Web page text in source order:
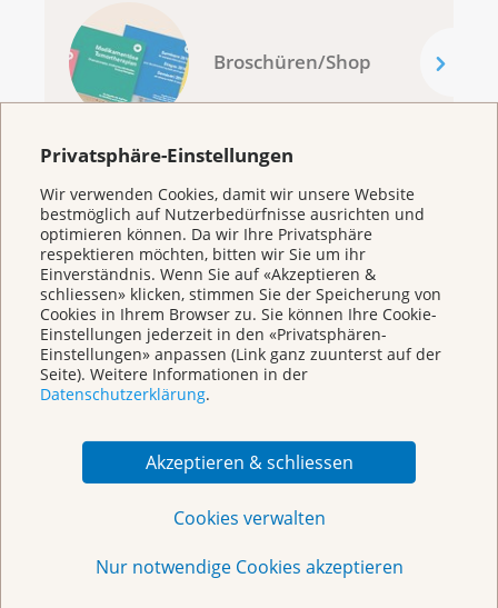
Privatsphäre-Einstellungen
Wir verwenden Cookies, damit wir unsere Website
bestmöglich auf Nutzerbedürfnisse ausrichten und
optimieren können. Da wir Ihre Privatsphäre
respektieren möchten, bitten wir Sie um ihr
Einverständnis. Wenn Sie auf «Akzeptieren &
schliessen» klicken, stimmen Sie der Speicherung von
Cookies in Ihrem Browser zu. Sie können Ihre Cookie-
Einstellungen jederzeit in den «Privatsphären-
Einstellungen» anpassen (Link ganz zuunterst auf der
Seite). Weitere Informationen in der
Datenschutzerklärung.
Akzeptieren & schliessen
Cookies verwalten
Nur notwendige Cookies akzeptieren
Broschüren/Shop
KrebsInfo
0800 11 88 11
Montag – Freitag: 10 – 18 Uhr
E-Mail
mailto:krebsinfo@krebsliga.ch
Chat
KrebsInfo